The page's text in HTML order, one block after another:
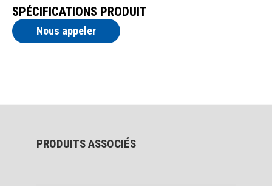
SPÉCIFICATIONS PRODUIT
Nous appeler
PRODUITS ASSOCIÉS